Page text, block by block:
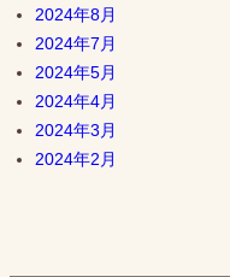
2024年8月
2024年7月
2024年5月
2024年4月
2024年3月
2024年2月